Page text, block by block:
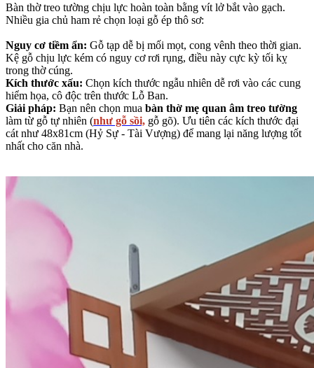
Bàn thờ treo tường chịu lực hoàn toàn bằng vít lở bắt vào gạch.
Nhiều gia chủ ham rẻ chọn loại gỗ ép thô sơ:
Nguy cơ tiềm ẩn: Gỗ tạp dễ bị mối mọt, cong vênh theo thời gian.
Kệ gỗ chịu lực kém có nguy cơ rơi rụng, điều này cực kỳ tối kỵ
trong thờ cúng.
Kích thước xấu: Chọn kích thước ngẫu nhiên dễ rơi vào các cung
hiểm họa, cô độc trên thước Lỗ Ban.
Giải pháp: Bạn nên chọn mua bàn thờ mẹ quan âm treo tường
làm từ gỗ tự nhiên (như gỗ sồi, gỗ gõ). Ưu tiên các kích thước đại
cát như 48x81cm (Hỷ Sự - Tài Vượng) để mang lại năng lượng tốt
nhất cho căn nhà.